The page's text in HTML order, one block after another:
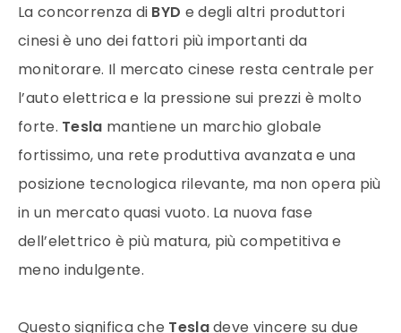
La concorrenza di BYD e degli altri produttori
cinesi è uno dei fattori più importanti da
monitorare. Il mercato cinese resta centrale per
l’auto elettrica e la pressione sui prezzi è molto
forte. Tesla mantiene un marchio globale
fortissimo, una rete produttiva avanzata e una
posizione tecnologica rilevante, ma non opera più
in un mercato quasi vuoto. La nuova fase
dell’elettrico è più matura, più competitiva e
meno indulgente.
Questo significa che Tesladeve vincere su due